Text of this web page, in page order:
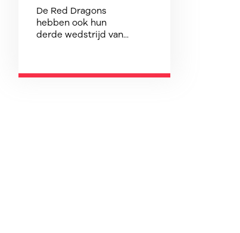
De Red Dragons
hebben ook hun
derde wedstrijd van...